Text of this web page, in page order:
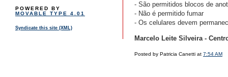
POWERED BY
MOVABLE TYPE 4.01
Syndicate this site (XML)
- São permitidos blocos de
- Não é permitido fumar
- Os celulares devem
Marcelo Leite Silveira -
Posted by Patricia Canetti at 7:54 AM